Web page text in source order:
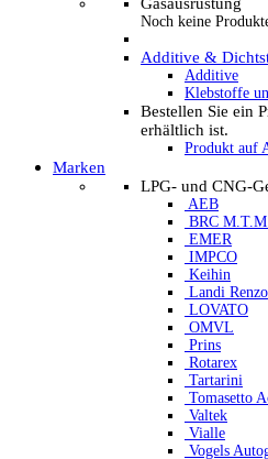
Noch keine
Additive &
Additive
Klebstoffe
Bestellen Sie ein
erhältlich ist.
Produkt auf
Marken
LPG- und CNG-
AEB
BRC
EMER
IMPCO
Keihin
Landi Renzo
LOVATO
OMVL
Prins
Rotarex
Tartarini
Tomasetto
Valtek
Vialle
Vogels